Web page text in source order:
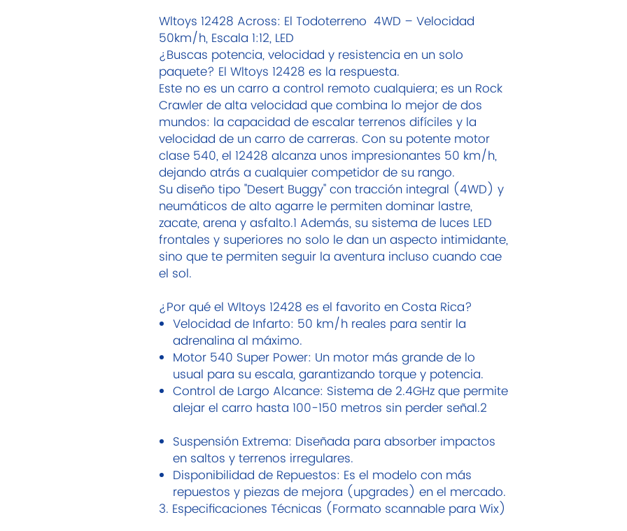
Wltoys 12428 Across: El Todoterreno 4WD – Velocidad
50km/h, Escala 1:12, LED
¿Buscas potencia, velocidad y resistencia en un solo
paquete? El Wltoys 12428 es la respuesta.
Este no es un carro a control remoto cualquiera; es un Rock
Crawler de alta velocidad que combina lo mejor de dos
mundos: la capacidad de escalar terrenos difíciles y la
velocidad de un carro de carreras. Con su potente motor
clase 540, el 12428 alcanza unos impresionantes 50 km/h,
dejando atrás a cualquier competidor de su rango.
Su diseño tipo "Desert Buggy" con tracción integral (4WD) y
neumáticos de alto agarre le permiten dominar lastre,
zacate, arena y asfalto.1 Además, su sistema de luces LED
frontales y superiores no solo le dan un aspecto intimidante,
sino que te permiten seguir la aventura incluso cuando cae
el sol.
¿Por qué el Wltoys 12428 es el favorito en Costa Rica?
Velocidad de Infarto: 50 km/h reales para sentir la
adrenalina al máximo.
Motor 540 Super Power: Un motor más grande de lo
usual para su escala, garantizando torque y potencia.
Control de Largo Alcance: Sistema de 2.4GHz que permite
alejar el carro hasta 100-150 metros sin perder señal.2
Suspensión Extrema: Diseñada para absorber impactos
en saltos y terrenos irregulares.
Disponibilidad de Repuestos: Es el modelo con más
repuestos y piezas de mejora (upgrades) en el mercado.
3. Especificaciones Técnicas (Formato scannable para Wix)